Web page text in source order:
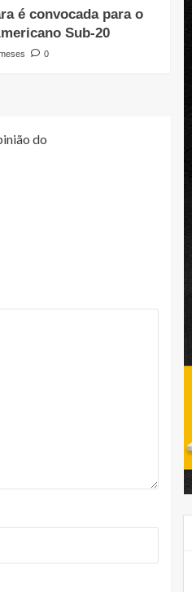
é convocada para o
Sub-20
0
do